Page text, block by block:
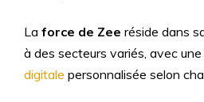
La force de Zee réside dans
à des secteurs variés, avec une
digitale personnalisée selon